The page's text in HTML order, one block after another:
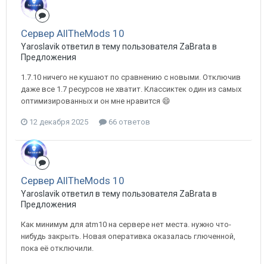
Сервер AllTheMods 10
Yaroslavik ответил в тему пользователя ZaBrata в
Предложения
1.7.10 ничего не кушают по сравнению с новыми. Отключив
даже все 1.7 ресурсов не хватит. Классиктек один из самых
оптимизированных и он мне нравится 😄
12 декабря 2025 66 ответов
Сервер AllTheMods 10
Yaroslavik ответил в тему пользователя ZaBrata в
Предложения
Как минимум для atm10 на сервере нет места. нужно что-
нибудь закрыть. Новая оперативка оказалась глюченной,
пока её отключили.